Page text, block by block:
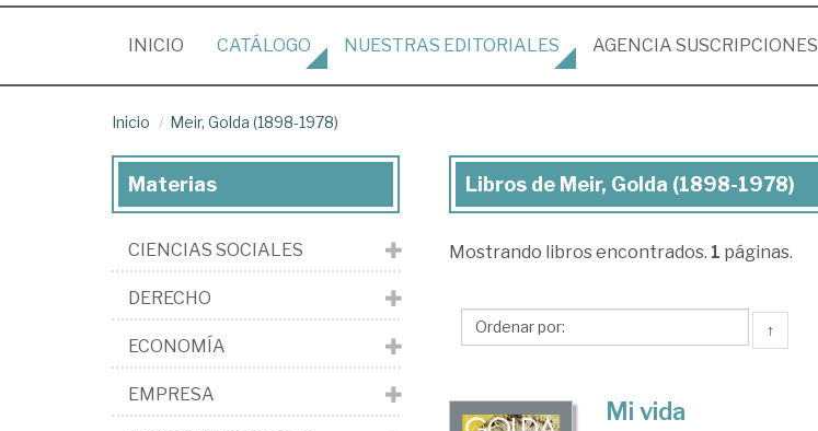
INICIO (CURRENT)
CATÁLOGO NUESTRAS EDITORIALES AGENCIA SUSCRIPCIONES
Inicio Meir, Golda (1898-1978)
Libros
Meir,
(1898-
Libros de Meir, Golda (1898-1978)
Mostrando libros encontrados. 1 páginas.
↑
Mi vida
Materias
CIENCIAS SOCIALES
DERECHO
ECONOMÍA
EMPRESA